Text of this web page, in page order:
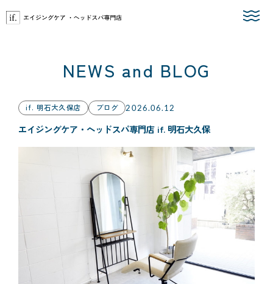
to
the
NEWS and BLOG
if. 明石大久保店 ブログ 2026.06.12
エイジングケア・ヘッドスパ専門店 if. 明石大久保